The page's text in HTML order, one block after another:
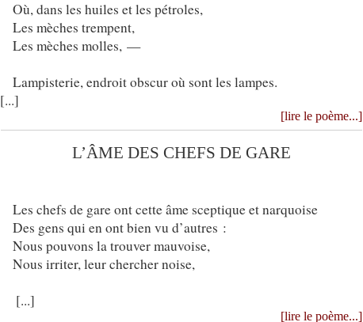
Où, dans les huiles et les pétroles,
Les mèches trempent,
Les mèches molles, —
Lampisterie, endroit obscur où sont les lampes.
[...]
[lire le poème...]
L’ÂME DES CHEFS DE GARE
Les chefs de gare ont cette âme sceptique et narquoise
Des gens qui en ont bien vu d’autres :
Nous pouvons la trouver mauvoise,
Nous irriter, leur chercher noise,
[...]
[lire le poème...]